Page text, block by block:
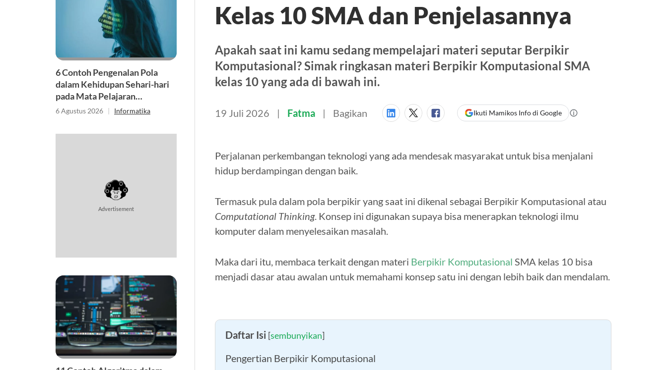
6 Contoh Pengenalan Pola
dalam Kehidupan Sehari-hari
pada Mata Pelajaran
Informatika
6 Agustus 2026 | Informatika
Advertisement
Kelas 10 SMA dan Penjelasannya
Apakah saat ini kamu sedang mempelajari materi seputar Berpikir
Komputasional? Simak ringkasan materi Berpikir Komputasional SMA
kelas 10 yang ada di bawah ini.
19 Juli 2026 Fatma Bagikan Ikuti Mamikos Info di Google
Perjalanan perkembangan teknologi yang ada mendesak masyarakat untuk bisa menjalani
hidup berdampingan dengan baik.
Termasuk pula dalam pola berpikir yang saat ini dikenal sebagai Berpikir Komputasional atau
Computational Thinking. Konsep ini digunakan supaya bisa menerapkan teknologi ilmu
komputer dalam menyelesaikan masalah.
Maka dari itu, membaca terkait dengan materi Berpikir Komputasional SMA kelas 10 bisa
menjadi dasar atau awalan untuk memahami konsep satu ini dengan lebih baik dan mendalam.
Daftar Isi [sembunyikan]
Pengertian Berpikir Komputasional